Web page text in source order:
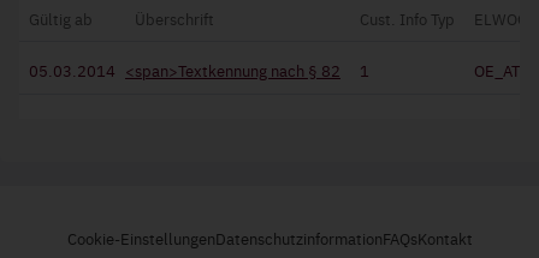
Gültig ab Überschrift Cust. Info Typ
05.03.2014 <span>Textkennung nach § 82 1
Cookie-EinstellungenDatenschutzinformationFAQsKontakt